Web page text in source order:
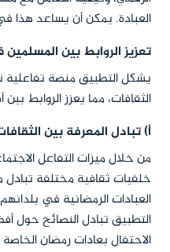
العبادة. يمكن أن يساعد
تعزيز الروابط بين
يشكل التطبيق منصة
الثقافات، مما يعزز الروابط
أ) تبادل المعرفة بين
من خلال ميزات التفاعل
خلفيات ثقافية مختلفة
العبادات الرمضانية في
التطبيق تبادل النصائح حول
الاحتفال بعادات رمضان